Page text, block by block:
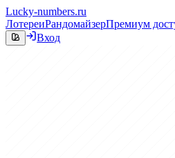
Lucky-numbers.ru
ЛотереиРандомайзерПремиум
Вход